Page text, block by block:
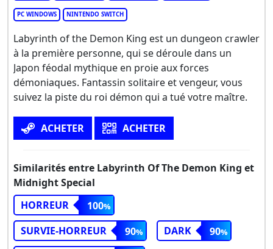
PC WINDOWS NINTENDO SWITCH
Labyrinth of the Demon King est un dungeon crawler
à la première personne, qui se déroule dans un
Japon féodal mythique en proie aux forces
démoniaques. Fantassin solitaire et vengeur, vous
suivez la piste du roi démon qui a tué votre maître.
ACHETER ACHETER
Similarités entre Labyrinth Of The Demon King et
Midnight Special
HORREUR
100
SURVIE-HORREUR
90 DARK
90